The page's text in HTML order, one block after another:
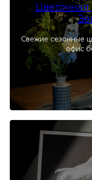
Цветочная
Свежие сезонные
офис